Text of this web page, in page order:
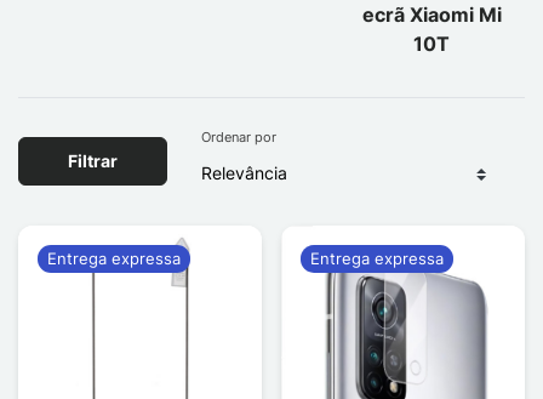
ecrã Xiaomi Mi
10T
Filtrar
Ordenar por
Entrega expressa Entrega expressa